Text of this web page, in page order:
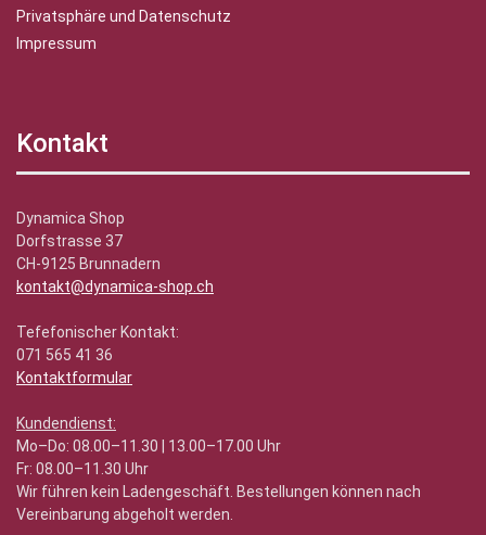
Privatsphäre und Datenschutz
Impressum
Kontakt
Dynamica Shop
Dorfstrasse 37
CH-9125 Brunnadern
kontakt@dynamica-shop.ch
Tefefonischer Kontakt:
071 565 41 36
Kontaktformular
Kundendienst:
Mo–Do: 08.00–11.30 | 13.00–17.00 Uhr
Fr: 08.00–11.30 Uhr
Wir führen kein Ladengeschäft. Bestellungen können nach
Vereinbarung abgeholt werden.